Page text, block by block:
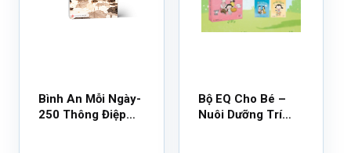
Bình An Mỗi Ngày-
250 Thông Điệp
Bộ EQ Cho Bé –
Nuôi Dưỡng Trí